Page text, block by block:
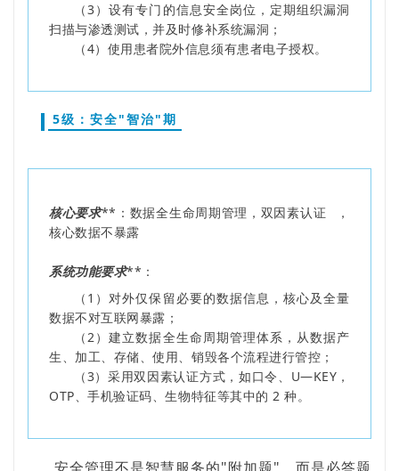
（3）设有专门的信息安全岗位，定期组织漏洞
扫描与渗透测试，并及时修补系统漏洞；
（4）使用患者院外信息须有患者电子授权。
5级：安全"智治"期
核心要求**：数据全生命周期管理， 双因素认证
，
核心数据不暴露
系统功能要求**：
（1）对外仅保留必要的数据信息，核心及全量
数据不对互联网暴露；
（2）建立数据全生命周期管理体系，从数据产
生、加工、存储、使用、销毁各个流程进行管控；
（3）采用双因素认证方式，如口令、U—KEY，
OTP、手机验证码、生物特征等其中的 2 种。